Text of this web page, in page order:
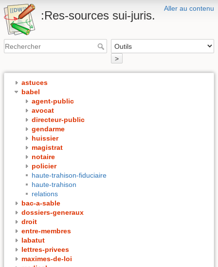
Aller au contenu
:Res-sources sui-juris.
>
astuces
babel
agent-public
avocat
directeur-public
gendarme
huissier
magistrat
notaire
policier
haute-trahison-fiduciaire
haute-trahison
relations
bac-a-sable
dossiers-generaux
droit
entre-membres
labatut
lettres-privees
maximes-de-loi